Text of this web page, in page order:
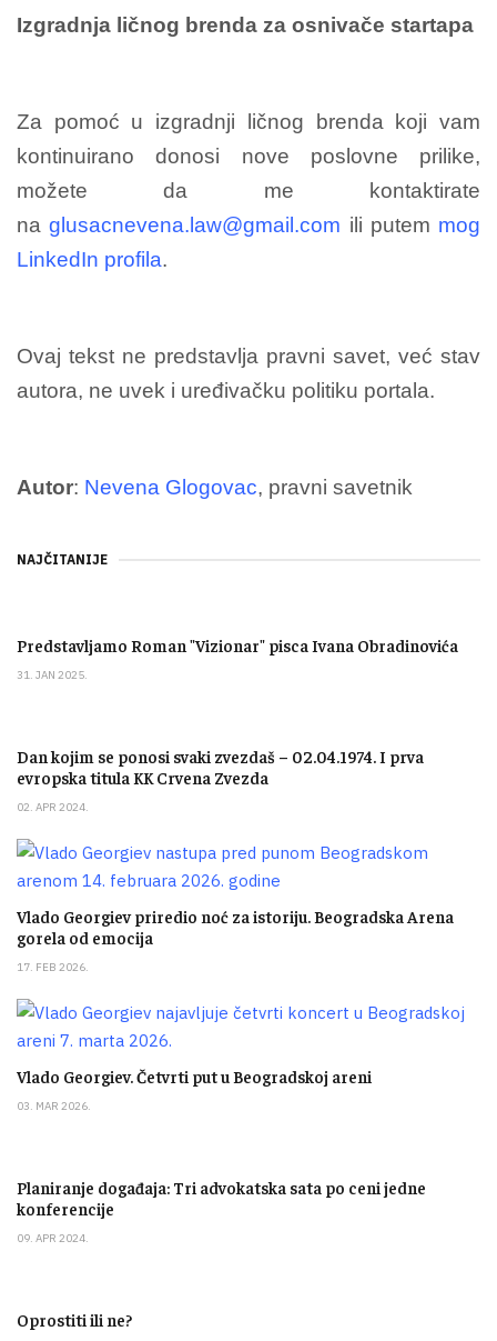
Izgradnja ličnog brenda za osnivače startapa
Za pomoć u izgradnji ličnog brenda koji vam
kontinuirano donosi nove poslovne prilike,
možete da me kontaktirate
naglusacnevena.law@gmail.com ili putem mog
LinkedIn profila.
Ovaj tekst ne predstavlja pravni savet, već stav
autora, ne uvek i uređivačku politiku portala.
Autor: Nevena Glogovac, pravni savetnik
NAJČITANIJE
Predstavljamo Roman "Vizionar" pisca Ivana Obradinovića
31. JAN 2025.
Dan kojim se ponosi svaki zvezdaš – 02.04.1974. I prva
evropska titula KK Crvena Zvezda
02. APR 2024.
Vlado Georgiev priredio noć za istoriju. Beogradska Arena
gorela od emocija
17. FEB 2026.
Vlado Georgiev. Četvrti put u Beogradskoj areni
03. MAR 2026.
Planiranje događaja: Tri advokatska sata po ceni jedne
konferencije
09. APR 2024.
Oprostiti ili ne?